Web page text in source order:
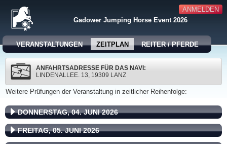
ANMELDEN
Gadower Jumping Horse Event 2026
VERANSTALTUNGEN ZEITPLAN REITER / PFERDE
ANFAHRTSADRESSE FÜR DAS NAVI:
LINDENALLEE. 13, 19309 LANZ
Weitere Prüfungen der Veranstaltung in zeitlicher Reihenfolge:
DONNERSTAG, 04. JUNI 2026
FREITAG, 05. JUNI 2026